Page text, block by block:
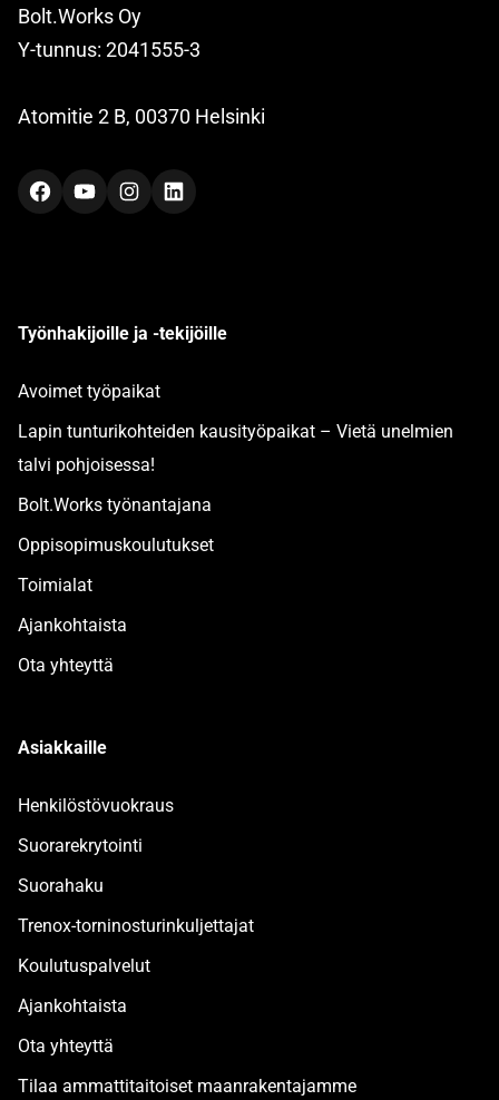
Bolt.Works Oy
Y-tunnus: 2041555-3
Atomitie 2 B, 00370 Helsinki
FacebookYouTubeInstagramLinkedIn
Työnhakijoille ja -tekijöille
Avoimet työpaikat
Lapin tunturikohteiden kausityöpaikat – Vietä unelmien
talvi pohjoisessa!
Bolt.Works työnantajana
Oppisopimuskoulutukset
Toimialat
Ajankohtaista
Ota yhteyttä
Asiakkaille
Henkilöstövuokraus
Suorarekrytointi
Suorahaku
Trenox-torninosturinkuljettajat
Koulutuspalvelut
Ajankohtaista
Ota yhteyttä
Tilaa ammattitaitoiset maanrakentajamme